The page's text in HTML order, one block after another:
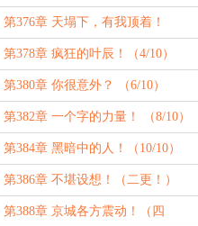
第376章 天塌下，有我顶着！
（2/10）
第378章 疯狂的叶辰！（4/10）
第380章 你很意外？ （6/10）
第382章 一个字的力量！ （8/10）
第384章 黑暗中的人！（10/10）
第386章 不堪设想！（二更！）
第388章 京城各方震动！（四